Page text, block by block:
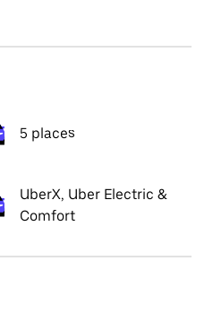
5 places
UberX, Uber Electric &
Comfort